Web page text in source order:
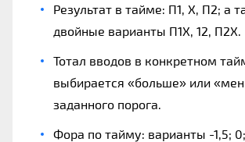
Результат в тайме: П1, Х, П2; а
двойные варианты П1Х, 12, П2Х.
Тотал вводов в конкретном
выбирается «больше» или
заданного порога.
Фора по тайму: варианты -1,5; 0;